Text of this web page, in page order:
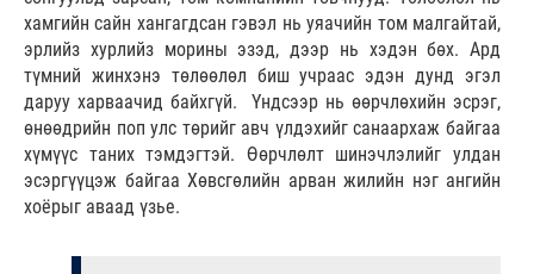
хамгийн сайн хангагдсан гэвэл нь уяачийн том малгайтай,
эрлийз хурлийз морины эзэд, дээр нь хэдэн бөх. Ард
түмний жинхэнэ төлөөлөл биш учраас эдэн дунд эгэл
даруу харваачид байхгүй. Үндсээр нь өөрчлөхийн эсрэг,
өнөөдрийн поп улс төрийг авч үлдэхийг санаархаж байгаа
хүмүүс таних тэмдэгтэй. Өөрчлөлт шинэчлэлийг улдан
эсэргүүцэж байгаа Хөвсгөлийн арван жилийн нэг ангийн
хоёрыг аваад үзье.